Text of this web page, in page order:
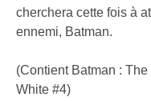
cherchera cette fois à
ennemi, Batman.
(Contient Batman :
White #4)